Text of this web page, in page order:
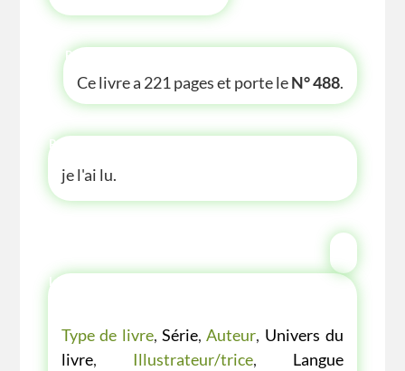
P'TITE INFOS
Ce livre a 221 pages et porte leN° 488.
P'TITE ANECDOTE
je l'ai lu.
LES P'TITES LISTES DES BIBLIOTHÈQUE
Type de livre, Série, Auteur, Univers du
livre, Illustrateur/trice, Langue